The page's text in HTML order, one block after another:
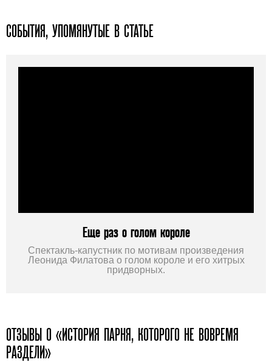
СОБЫТИЯ, УПОМЯНУТЫЕ В СТАТЬЕ
Еще раз о голом короле
Спектакль-капустник по мотивам произведения
Леонида Филатова о голом короле и его хитрых
придворных.
ОТЗЫВЫ О «ИСТОРИЯ ПАРНЯ, КОТОРОГО НЕ ВОВРЕМЯ
РАЗДЕЛИ»